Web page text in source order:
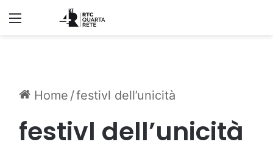
Home /festivl dell’unicità
festivl dell’unicità